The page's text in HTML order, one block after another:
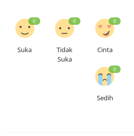
0
Suka
0
Tidak
Suka
0
Cinta
0
Sedih